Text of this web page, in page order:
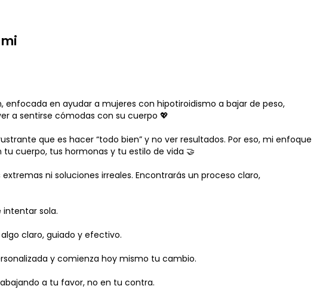
enfocada en ayudar a mujeres con hipotiroidismo a bajar de peso,
a sentirse cómodas con su cuerpo 💖
que es hacer “todo bien” y no ver resultados. Por eso, mi enfoque
cuerpo, tus hormonas y tu estilo de vida 🤝
ni soluciones irreales. Encontrarás un proceso claro,
intentar sola.
claro, guiado y efectivo.
y comienza hoy mismo tu cambio.
a tu favor, no en tu contra.